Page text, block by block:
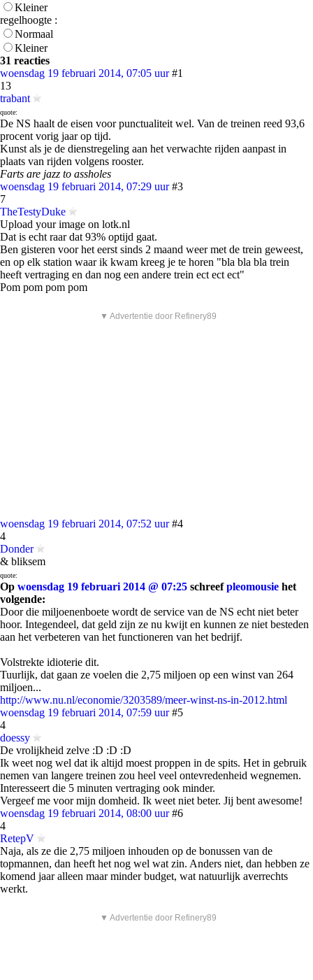
Kleiner
regelhoogte :
Normaal
Kleiner
31 reacties
woensdag 19 februari 2014, 07:05 uur #1
13
trabant
quote:
De NS haalt de eisen voor punctualiteit wel. Van de treinen reed 93,6
procent vorig jaar op tijd.
Kunst als je de dienstregeling aan het verwachte rijden aanpast in
plaats van rijden volgens rooster.
Farts are jazz to assholes
woensdag 19 februari 2014, 07:29 uur #3
7
TheTestyDuke
Upload your image on lotk.nl
Dat is echt raar dat 93% optijd gaat.
Ben gisteren voor het eerst sinds 2 maand weer met de trein geweest,
en op elk station waar ik kwam kreeg je te horen "bla bla bla trein
heeft vertraging en dan nog een andere trein ect ect ect"
Pom pom pom pom
▼ Advertentie door Refinery89
woensdag 19 februari 2014, 07:52 uur #4
4
Donder
& bliksem
quote:
Op woensdag 19 februari 2014 @ 07:25 schreefpleomousie het
volgende:
Door die miljoenenboete wordt de service van de NS echt niet beter
hoor. Integendeel, dat geld zijn ze nu kwijt en kunnen ze niet besteden
aan het verbeteren van het functioneren van het bedrijf.
Volstrekte idioterie dit.
Tuurlijk, dat gaan ze voelen die 2,75 miljoen op een winst van 264
miljoen...
http://www.nu.nl/economie/3203589/meer-winst-ns-in-2012.html
woensdag 19 februari 2014, 07:59 uur #5
4
doessy
De vrolijkheid zelve :D :D :D
Ik weet nog wel dat ik altijd moest proppen in de spits. Het in gebruik
nemen van langere treinen zou heel veel ontevredenheid wegnemen.
Interesseert die 5 minuten vertraging ook minder.
Vergeef me voor mijn domheid. Ik weet niet beter. Jij bent awesome!
woensdag 19 februari 2014, 08:00 uur #6
4
RetepV
Naja, als ze die 2,75 miljoen inhouden op de bonussen van de
topmannen, dan heeft het nog wel wat zin. Anders niet, dan hebben ze
komend jaar alleen maar minder budget, wat natuurlijk averrechts
werkt.
▼ Advertentie door Refinery89